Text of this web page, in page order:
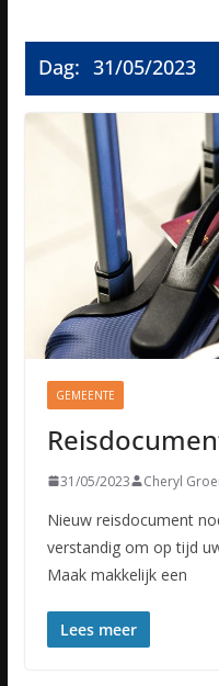
Dag: 31/05/2023
GEMEENTE
31/05/2023 Cheryl
Nieuw reisdocument
verstandig om op tijd
Maak makkelijk een
Lees meer